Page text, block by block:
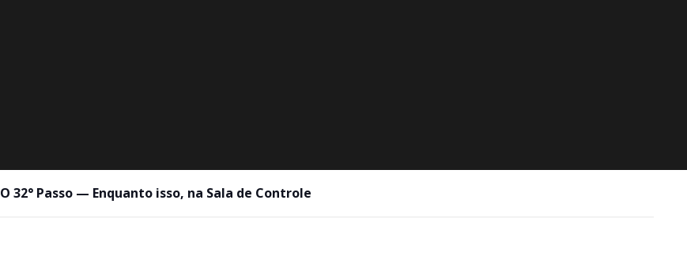
O 32° Passo — Enquanto isso, na Sala de Controle